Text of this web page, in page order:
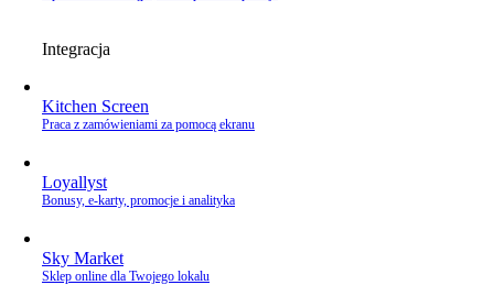
Integracja
Kitchen Screen
Praca z zamówieniami za pomocą ekranu
Loyallyst
Bonusy, e‑karty, promocje i analityka
Sky Market
Sklep online dla Twojego lokalu